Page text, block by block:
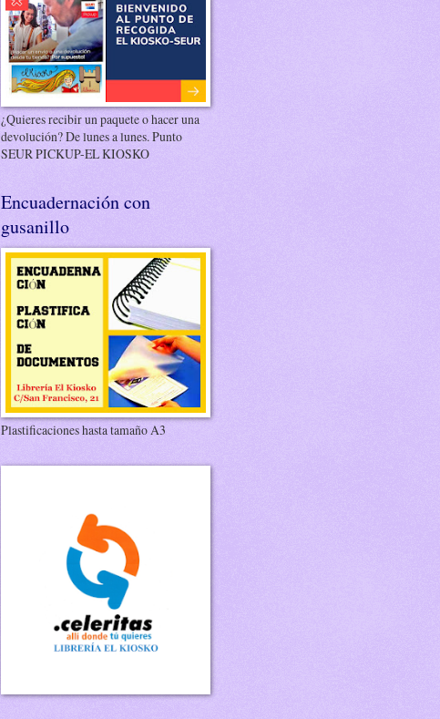
¿Quieres recibir un paquete o hacer una
devolución? De lunes a lunes. Punto
SEUR PICKUP-EL KIOSKO
Encuadernación con
gusanillo
Plastificaciones hasta tamaño A3